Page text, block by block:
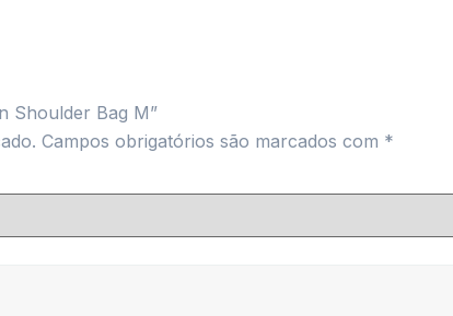
Shoulder Bag M”
Campos obrigatórios são marcados com *